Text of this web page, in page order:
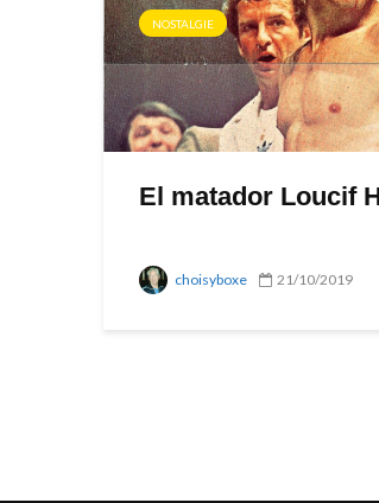
NOSTALGIE
El matador Loucif
choisyboxe 21/10/2019